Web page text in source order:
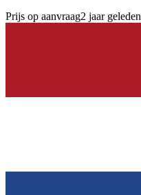
Prijs op aanvraag2 jaar geleden